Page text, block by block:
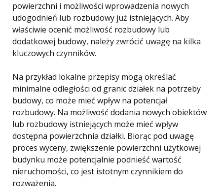
powierzchni i możliwości wprowadzenia nowych
udogodnień lub rozbudowy już istniejących. Aby
właściwie ocenić możliwość rozbudowy lub
dodatkowej budowy, należy zwrócić uwagę na kilka
kluczowych czynników.
Na przykład lokalne przepisy mogą określać
minimalne odległości od granic działek na potrzeby
budowy, co może mieć wpływ na potencjał
rozbudowy. Na możliwość dodania nowych obiektów
lub rozbudowy istniejących może mieć wpływ
dostępna powierzchnia działki. Biorąc pod uwagę
proces wyceny, zwiększenie powierzchni użytkowej
budynku może potencjalnie podnieść wartość
nieruchomości, co jest istotnym czynnikiem do
rozważenia.